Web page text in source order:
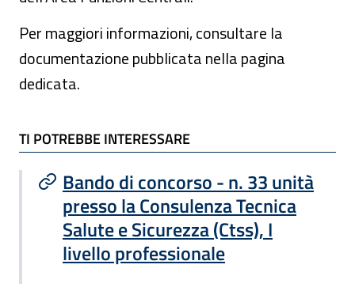
Per maggiori informazioni, consultare la
documentazione pubblicata nella pagina
dedicata.
TI POTREBBE INTERESSARE
TI POTREBBE INTERESSARE
Bando di concorso - n. 33 unità
presso la Consulenza Tecnica
Salute e Sicurezza (Ctss), I
livello professionale